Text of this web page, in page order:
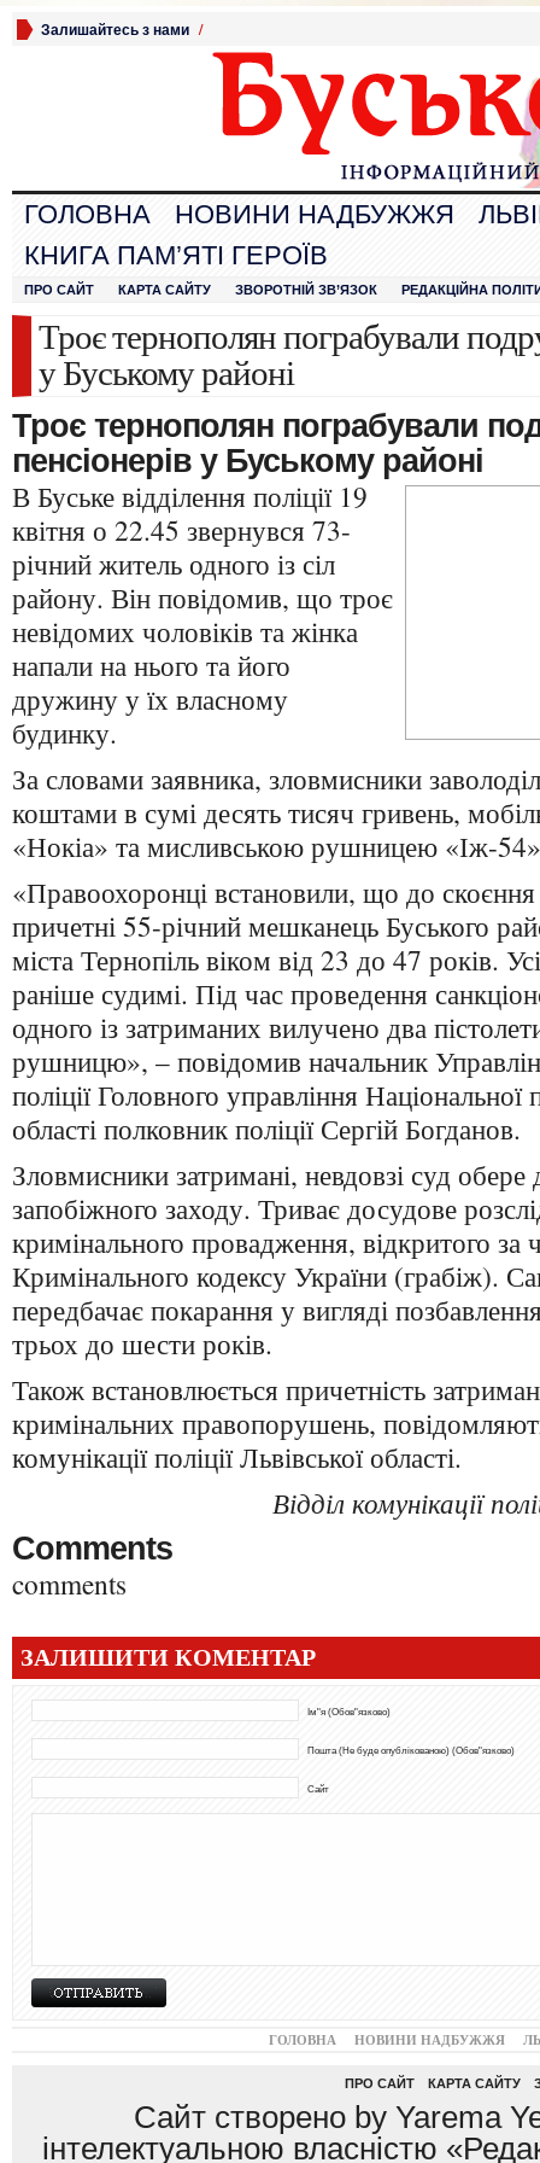
Залишайтесь з нами /
ГОЛОВНА НОВИНИ НАДБУЖЖЯ
КНИГА ПАМ’ЯТІ ГЕРОЇВ
ПРО САЙТ КАРТА САЙТУ ЗВОРОТНІЙ ЗВ’ЯЗОК РЕДАКЦІЙНА
Троє тернополян пограбували
у Буському районі
Троє тернополян пограбували
пенсіонерів у Буському районі
В Буське відділення поліції 19
квітня о 22.45 звернувся 73-
річний житель одного із сіл
району. Він повідомив, що троє
невідомих чоловіків та жінка
напали на нього та його
дружину у їх власному
будинку.
За словами заявника, зловмисники
коштами в сумі десять тисяч гривень,
«Нокіа» та мисливською рушницею «Іж-
«Правоохоронці встановили, що до
причетні 55-річний мешканець Буського
міста Тернопіль віком від 23 до 47 років.
раніше судимі. Під час проведення
одного із затриманих вилучено два
рушницю», – повідомив начальник
поліції Головного управління Національної
області полковник поліції Сергій Богданов.
Зловмисники затримані, невдовзі суд
запобіжного заходу. Триває досудове
кримінального провадження, відкритого за
Кримінального кодексу України (грабіж).
передбачає покарання у вигляді
трьох до шести років.
Також встановлюється причетність
кримінальних правопорушень,
комунікації поліції Львівської області.
Відділ комунікації
Comments
comments
ЗАЛИШИТИ КОМЕНТАР
Ім"я (Обов"язково)
Пошта (Не буде опублікованою) (Обов"язково)
Сайт
ГОЛОВНА НОВИНИ НАДБУЖЖЯ
ПРО САЙТ КАРТА САЙТУ
Сайт створено by Yarema
інтелектуальною власністю